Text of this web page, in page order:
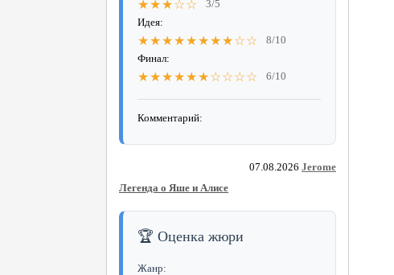
★★★☆☆
3/5
Идея:
★★★★★★★★☆☆
8/10
Финал:
★★★★★★☆☆☆☆ 6/10
Комментарий:
07.08.2026 Jerome
Легенда о Яше и Алисе
🏆 Оценка жюри
Жанр: